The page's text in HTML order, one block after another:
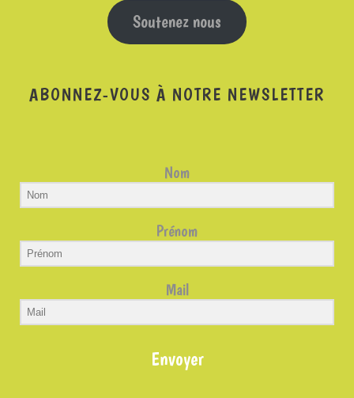
Soutenez nous
ABONNEZ-VOUS À NOTRE NEWSLETTER
Nom
Prénom
Mail
Envoyer